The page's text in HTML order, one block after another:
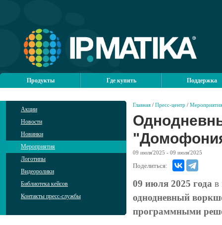
Продукты Где купить Поддержка
Акции
Новости
Новинки
Мероприятия
Логотипы
Видеоролики
Библиотека кейсов
Контакты пресс-службы
Главная / Пресс-центр / Мероприятия
09 июля'2025 - 09 июля'2025
Поделиться:
09 июля 2025 года в
однодневный
программными